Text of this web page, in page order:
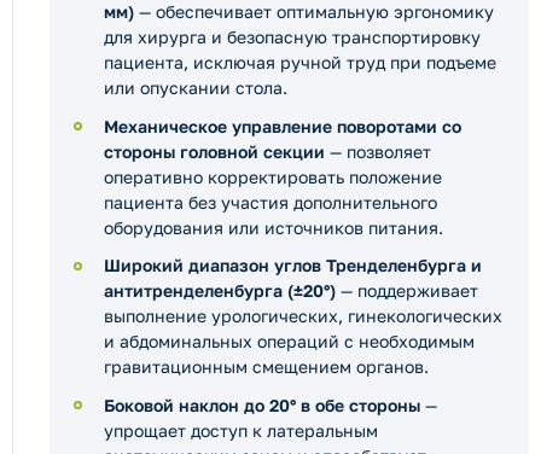
мм) — обеспечивает оптимальную эргономику
для хирурга и безопасную транспортировку
пациента, исключая ручной труд при подъеме
или опускании стола.
Механическое управление поворотами со
стороны головной секции — позволяет
оперативно корректировать положение
пациента без участия дополнительного
оборудования или источников питания.
Широкий диапазон углов Тренделенбурга и
антитренделенбурга (±20°) — поддерживает
выполнение урологических, гинекологических
и абдоминальных операций с необходимым
гравитационным смещением органов.
Боковой наклон до 20° в обе стороны —
упрощает доступ к латеральным